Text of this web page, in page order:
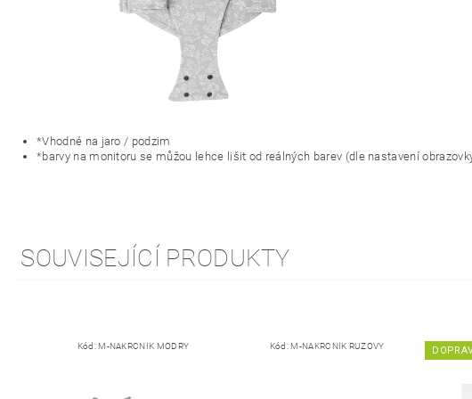
*Vhodné na jaro / podzim
*barvy na monitoru se můžou lehce lišit od reálných barev (dle nastavení
SOUVISEJÍCÍ PRODUKTY
Kód: M-NAKRCNIK MODRY Kód: M-NAKRCNIK RUZOVY